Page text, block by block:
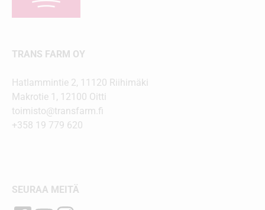
TRANS FARM OY
Hatlammintie 2, 11120 Riihimäki
Makrotie 1, 12100 Oitti
toimisto@transfarm.fi
+358 19 779 620
SEURAA MEITÄ